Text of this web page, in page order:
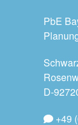
PbE
D-
+49